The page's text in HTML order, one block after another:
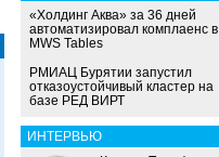
«Холдинг Аква» за 36 дней
автоматизировал комплаенс в
MWS Tables
РМИАЦ Бурятии запустил
отказоустойчивый кластер на
базе РЕД ВИРТ
ИНТЕРВЬЮ